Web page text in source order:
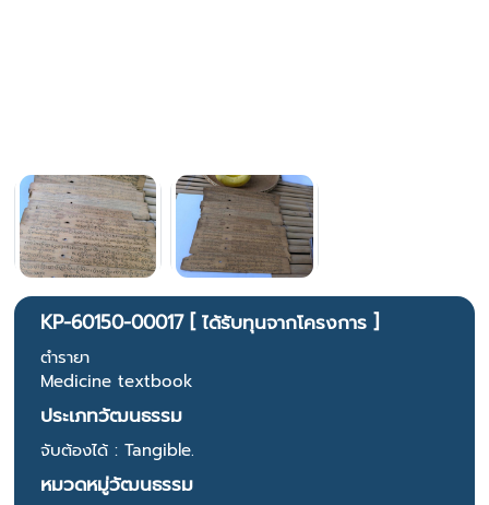
KP-60150-00017 [ ได้รับทุนจากโครงการ ]
ตำรายา
Medicine textbook
ประเภทวัฒนธรรม
จับต้องได้ : Tangible.
หมวดหมู่วัฒนธรรม